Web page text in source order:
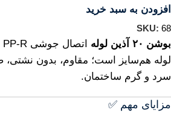
افزودن به سبد خرید
SKU: 68
بوشن ۲۰ آذین لوله
لوله هم‌سایز است؛ مقاوم، بدون
سرد و گرم ساختمان.
مزایای مهم ✅